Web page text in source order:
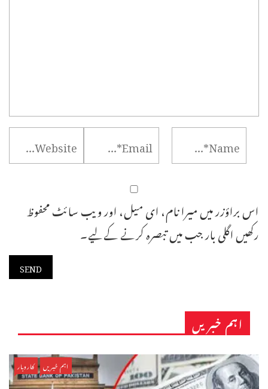
اس براؤزر میں میرا نام، ای میل، اور ویب سائٹ محفوظ
رکھیں اگلی بار جب میں تبصرہ کرنے کےلیے۔
اہم خبریں
اہم خبریں کاروبار